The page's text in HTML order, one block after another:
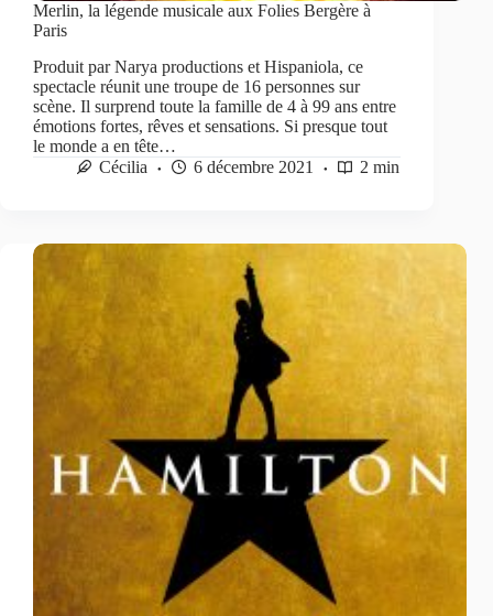
Merlin, la légende musicale aux Folies Bergère à
Paris
Produit par Narya productions et Hispaniola, ce
spectacle réunit une troupe de 16 personnes sur
scène. Il surprend toute la famille de 4 à 99 ans entre
émotions fortes, rêves et sensations. Si presque tout
le monde a en tête…
Cécilia
6 décembre 2021 2 min